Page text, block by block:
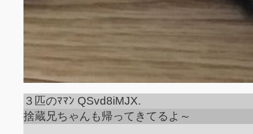
３匹のﾏﾏﾝ QSvd8iMJX.
捨蔵兄ちゃんも帰ってきてるよ～